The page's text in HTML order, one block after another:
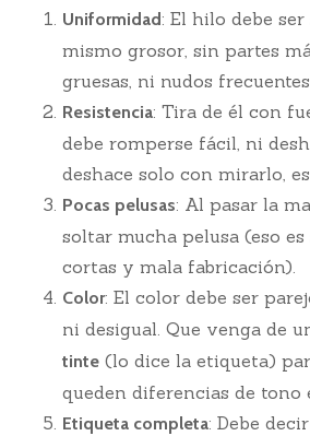
Uniformidad: El hilo debe
mismo grosor, sin partes
gruesas, ni nudos frecuentes.
Resistencia: Tira de él con
debe romperse fácil, ni
deshace solo con mirarlo,
Pocas pelusas: Al pasar la
soltar mucha pelusa (eso
cortas y mala fabricación).
Color: El color debe ser
ni desigual. Que venga de
tinte(lo dice la etiqueta)
queden diferencias de tono
Etiqueta completa: Debe